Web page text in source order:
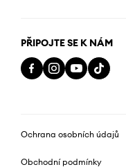
PŘIPOJTE SE K NÁM
Ochrana osobních údajů
Obchodní podmínky